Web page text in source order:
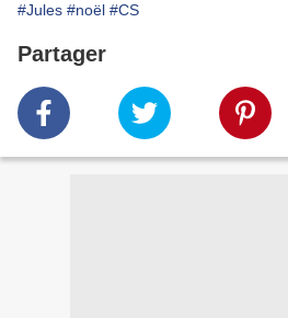
#Jules #noël #CS
Partager